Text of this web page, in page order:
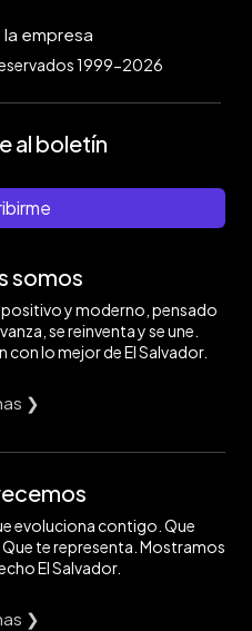
1999-2026
al boletín
somos
y moderno, pensado
se reinventa y se une.
lo mejor de El Salvador.
❯
evoluciona contigo. Que
te representa. Mostramos
El Salvador.
❯